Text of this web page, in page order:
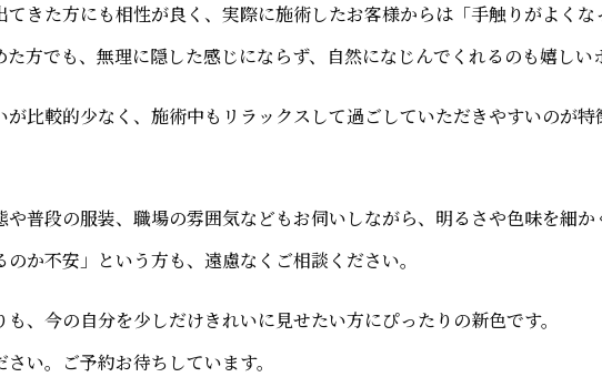
きた方にも相性が良く、実際に施術したお客様からは「手触りがよく
方でも、無理に隠した感じにならず、自然になじんでくれるのも嬉しい
比較的少なく、施術中もリラックスして過ごしていただきやすいのが
普段の服装、職場の雰囲気などもお伺いしながら、明るさや色味を細
か不安」という方も、遠慮なくご相談ください。
、今の自分を少しだけきれいに見せたい方にぴったりの新色です。
い。ご予約お待ちしています。